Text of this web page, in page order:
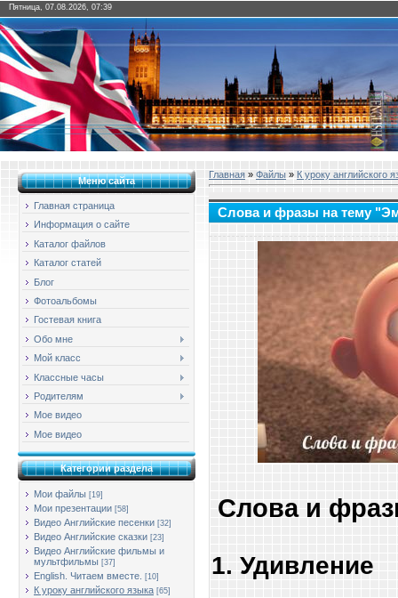
Пятница, 07.08.2026, 07:39
Меню сайта
Главная страница
Информация о сайте
Каталог файлов
Каталог статей
Блог
Фотоальбомы
Гостевая книга
Обо мне
Мой класс
Классные часы
Родителям
Мое видео
Мое видео
Категории раздела
Мои файлы [19]
Мои презентации [58]
Видео Английские песенки [32]
Видео Английские сказки [23]
Видео Английские фильмы и
мультфильмы [37]
English. Читаем вместе. [10]
К уроку английского языка [65]
Главная » Файлы » К уроку английского
Слова и фразы на тему
Слова и
1. Удивление